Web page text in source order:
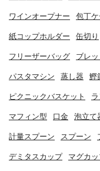
ワインオープナー 包丁ケ
紙コップホルダー 缶切り
フリーザーバッグ ブレ
パスタマシン 蒸し器 鰹
ピクニックバスケット
マフィン型 口金 泡立て
計量スプーン スプーン
デミタスカップ マグカ